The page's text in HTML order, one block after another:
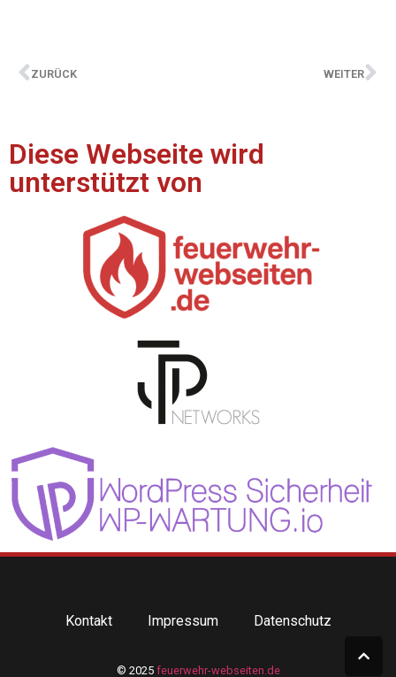
ZURÜCK WEITER
Diese Webseite wird
unterstützt von
Kontakt Impressum Datenschutz
© 2025 feuerwehr-webseiten.de